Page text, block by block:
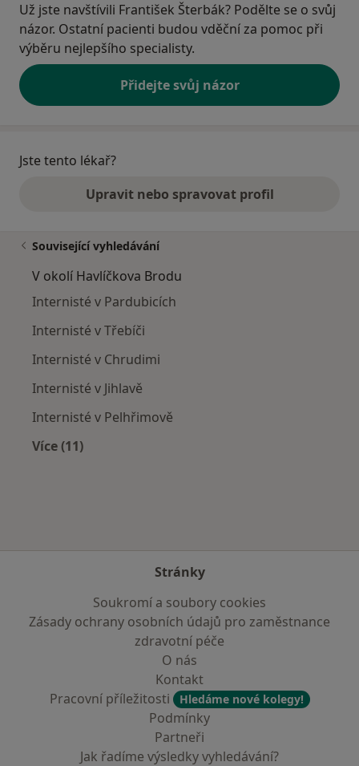
Už jste navštívili František Šterbák? Podělte se o svůj
názor. Ostatní pacienti budou vděční za pomoc při
výběru nejlepšího specialisty.
Přidejte svůj názor
Jste tento lékař?
Upravit nebo spravovat profil
Související vyhledávání
V okolí Havlíčkova Brodu
Internisté v Pardubicích
Internisté v Třebíči
Internisté v Chrudimi
Internisté v Jihlavě
Internisté v Pelhřimově
Více (11)
Stránky
Soukromí a soubory cookies
Zásady ochrany osobních údajů pro zaměstnance
zdravotní péče
O nás
Kontakt
Pracovní příležitosti
Hledáme nové kolegy!
Podmínky
Partneři
Jak řadíme výsledky vyhledávání?